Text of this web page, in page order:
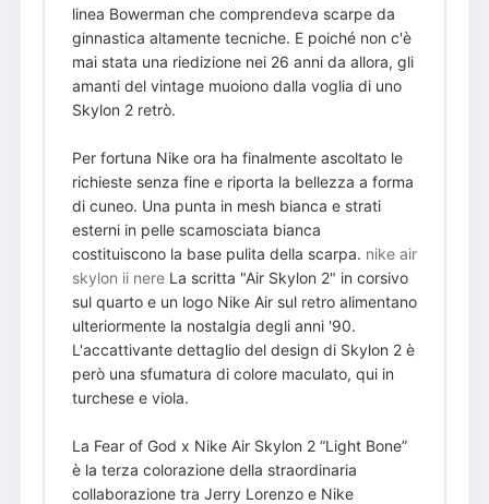
linea Bowerman che comprendeva scarpe da
ginnastica altamente tecniche. E poiché non c'è
mai stata una riedizione nei 26 anni da allora, gli
amanti del vintage muoiono dalla voglia di uno
Skylon 2 retrò.
Per fortuna Nike ora ha finalmente ascoltato le
richieste senza fine e riporta la bellezza a forma
di cuneo. Una punta in mesh bianca e strati
esterni in pelle scamosciata bianca
costituiscono la base pulita della scarpa. nike air
skylon ii nereLa scritta "Air Skylon 2" in corsivo
sul quarto e un logo Nike Air sul retro alimentano
ulteriormente la nostalgia degli anni '90.
L'accattivante dettaglio del design di Skylon 2 è
però una sfumatura di colore maculato, qui in
turchese e viola.
La Fear of God x Nike Air Skylon 2 “Light Bone”
è la terza colorazione della straordinaria
collaborazione tra Jerry Lorenzo e Nike